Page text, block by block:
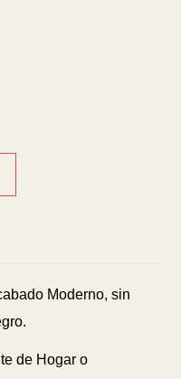
Moderno, sin
de Hogar o